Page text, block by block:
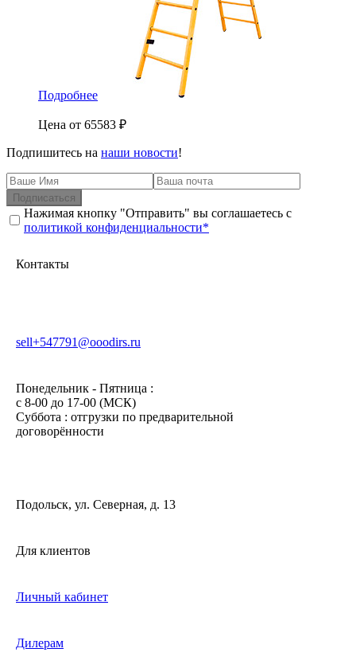
Подробнее
Цена от 65583 ₽
Подпишитесь на наши новости!
Подписаться
Нажимая кнопку "Отправить" вы соглашаетесь с
политикой конфиденциальности*
Контакты
sell+547791@ooodirs.ru
Понедельник - Пятница :
c 8-00 до 17-00 (МСК)
Суббота : отгрузки по предварительной
договорённости
Подольск, ул. Северная, д. 13
Для клиентов
Личный кабинет
Дилерам